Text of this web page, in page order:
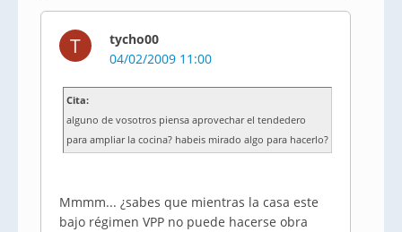
T
tycho00
04/02/2009 11:00
Cita:
alguno de vosotros piensa aprovechar el tendedero
para ampliar la cocina? habeis mirado algo para hacerlo?
Mmmm... ¿sabes que mientras la casa este
bajo régimen VPP no puede hacerse obra